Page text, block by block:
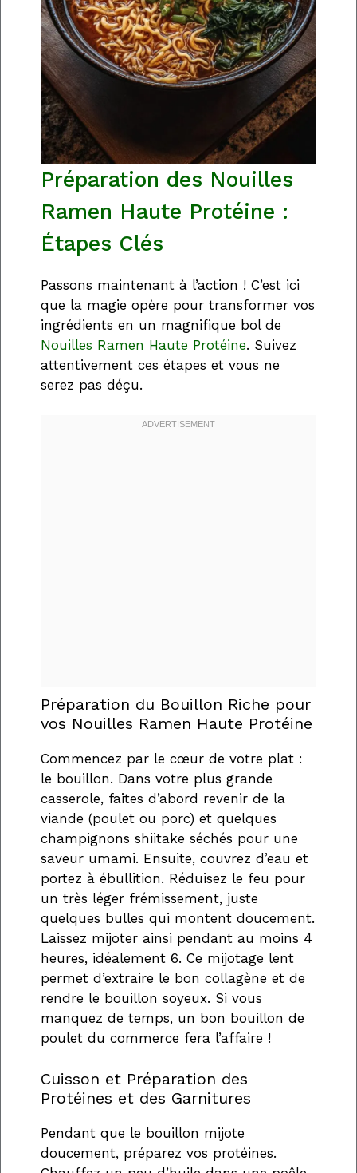
Préparation des Nouilles
Ramen Haute Protéine :
Étapes Clés
Passons maintenant à l’action ! C’est ici
que la magie opère pour transformer vos
ingrédients en un magnifique bol de
Nouilles Ramen Haute Protéine. Suivez
attentivement ces étapes et vous ne
serez pas déçu.
Préparation du Bouillon Riche pour
vos Nouilles Ramen Haute Protéine
Commencez par le cœur de votre plat :
le bouillon. Dans votre plus grande
casserole, faites d’abord revenir de la
viande (poulet ou porc) et quelques
champignons shiitake séchés pour une
saveur umami. Ensuite, couvrez d’eau et
portez à ébullition. Réduisez le feu pour
un très léger frémissement, juste
quelques bulles qui montent doucement.
Laissez mijoter ainsi pendant au moins 4
heures, idéalement 6. Ce mijotage lent
permet d’extraire le bon collagène et de
rendre le bouillon soyeux. Si vous
manquez de temps, un bon bouillon de
poulet du commerce fera l’affaire !
Cuisson et Préparation des
Protéines et des Garnitures
Pendant que le bouillon mijote
doucement, préparez vos protéines.